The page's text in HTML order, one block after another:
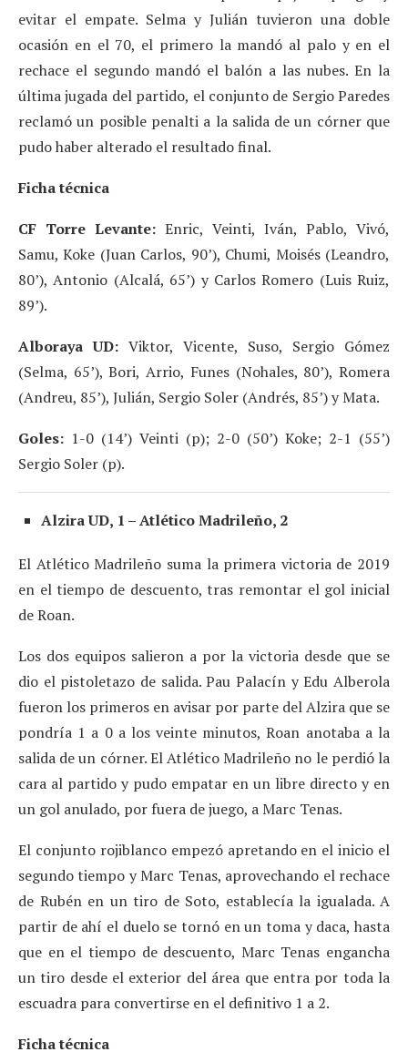
evitar el empate. Selma y Julián tuvieron una doble
ocasión en el 70, el primero la mandó al palo y en el
rechace el segundo mandó el balón a las nubes. En la
última jugada del partido, el conjunto de Sergio Paredes
reclamó un posible penalti a la salida de un córner que
pudo haber alterado el resultado final.
Ficha técnica
CF Torre Levante: Enric, Veinti, Iván, Pablo, Vivó,
Samu, Koke (Juan Carlos, 90’), Chumi, Moisés (Leandro,
80’), Antonio (Alcalá, 65’) y Carlos Romero (Luis Ruiz,
89’).
Alboraya UD: Viktor, Vicente, Suso, Sergio Gómez
(Selma, 65’), Bori, Arrio, Funes (Nohales, 80’), Romera
(Andreu, 85’), Julián, Sergio Soler (Andrés, 85’) y Mata.
Goles: 1-0 (14’) Veinti (p); 2-0 (50’) Koke; 2-1 (55’)
Sergio Soler (p).
Alzira UD, 1 – Atlético Madrileño, 2
El Atlético Madrileño suma la primera victoria de 2019
en el tiempo de descuento, tras remontar el gol inicial
de Roan.
Los dos equipos salieron a por la victoria desde que se
dio el pistoletazo de salida. Pau Palacín y Edu Alberola
fueron los primeros en avisar por parte del Alzira que se
pondría 1 a 0 a los veinte minutos, Roan anotaba a la
salida de un córner. El Atlético Madrileño no le perdió la
cara al partido y pudo empatar en un libre directo y en
un gol anulado, por fuera de juego, a Marc Tenas.
El conjunto rojiblanco empezó apretando en el inicio el
segundo tiempo y Marc Tenas, aprovechando el rechace
de Rubén en un tiro de Soto, establecía la igualada. A
partir de ahí el duelo se tornó en un toma y daca, hasta
que en el tiempo de descuento, Marc Tenas engancha
un tiro desde el exterior del área que entra por toda la
escuadra para convertirse en el definitivo 1 a 2.
Ficha técnica